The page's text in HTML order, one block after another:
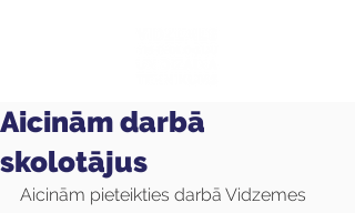
Aicinām darbā
skolotājus
Aicinām pieteikties darbā Vidzemes